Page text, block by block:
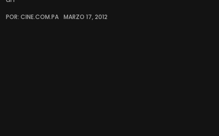
POR: CINE.COM.PA MARZO 17, 2012